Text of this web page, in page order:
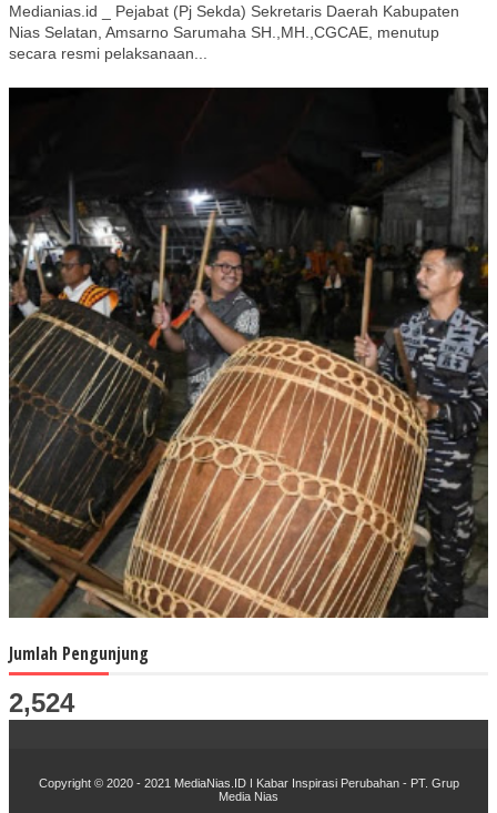
Medianias.id _ Pejabat (Pj Sekda) Sekretaris Daerah Kabupaten
Nias Selatan, Amsarno Sarumaha SH.,MH.,CGCAE, menutup
secara resmi pelaksanaan...
Jumlah Pengunjung
2,524
Copyright © 2020 - 2021 MediaNias.ID ǀ Kabar Inspirasi Perubahan - PT. Grup
Media Nias